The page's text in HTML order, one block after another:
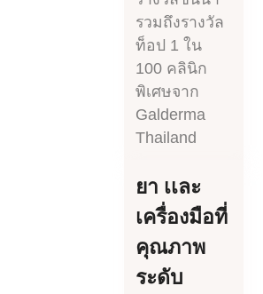
รวมถึงรางวัล
ท็อป 1 ใน
100 คลินิก
พิเศษจาก
Galderma
Thailand
ยา เเละ
เครื่องมือที่
คุณภาพ
ระดับ